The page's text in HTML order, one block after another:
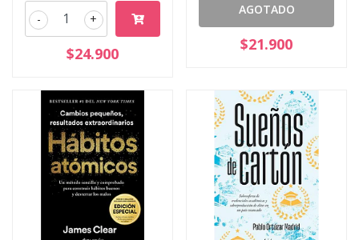
+
-
$24.900
AGOTADO
$21.900